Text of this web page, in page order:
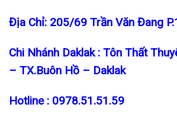
Địa Chỉ: 205/69 Trần Văn Đang
Chi Nhánh Daklak : Tôn Thất
– TX.Buôn Hồ – Daklak
Hotline : 0978.51.51.59